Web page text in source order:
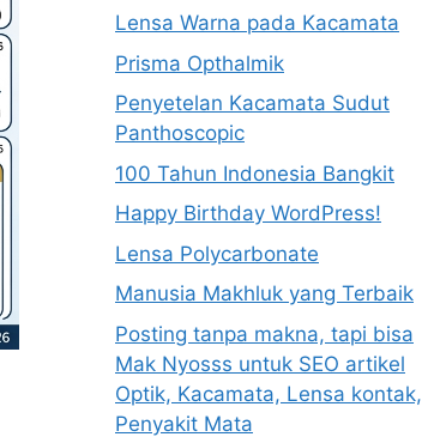
Lensa Warna pada Kacamata
Prisma Opthalmik
Penyetelan Kacamata Sudut
Panthoscopic
100 Tahun Indonesia Bangkit
Happy Birthday WordPress!
Lensa Polycarbonate
Manusia Makhluk yang Terbaik
Posting tanpa makna, tapi bisa
Mak Nyosss untuk SEO artikel
Optik, Kacamata, Lensa kontak,
Penyakit Mata